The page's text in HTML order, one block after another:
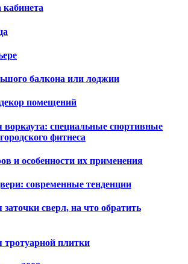
кабинета
балкона или лоджии
помещений
воркаута: специальные спортивные
фитнеса
и особенности их применения
современные тенденции
сверл, на что обратить
тротуарной плитки